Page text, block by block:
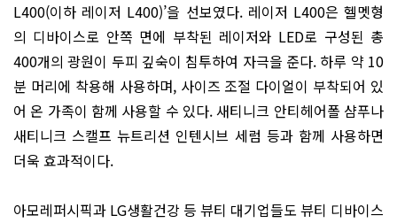
L400(이하 레이저 L400)’을 선보였다. 레이저 L400은 헬멧형
의 디바이스로 안쪽 면에 부착된 레이저와 LED로 구성된 총
400개의 광원이 두피 깊숙이 침투하여 자극을 준다. 하루 약 10
분 머리에 착용해 사용하며, 사이즈 조절 다이얼이 부착되어 있
어 온 가족이 함께 사용할 수 있다. 새티니크 안티헤어폴 샴푸나
새티니크 스캘프 뉴트리션 인텐시브 세럼 등과 함께 사용하면
더욱 효과적이다.
아모레퍼시픽과 LG생활건강 등 뷰티 대기업들도 뷰티 디바이스